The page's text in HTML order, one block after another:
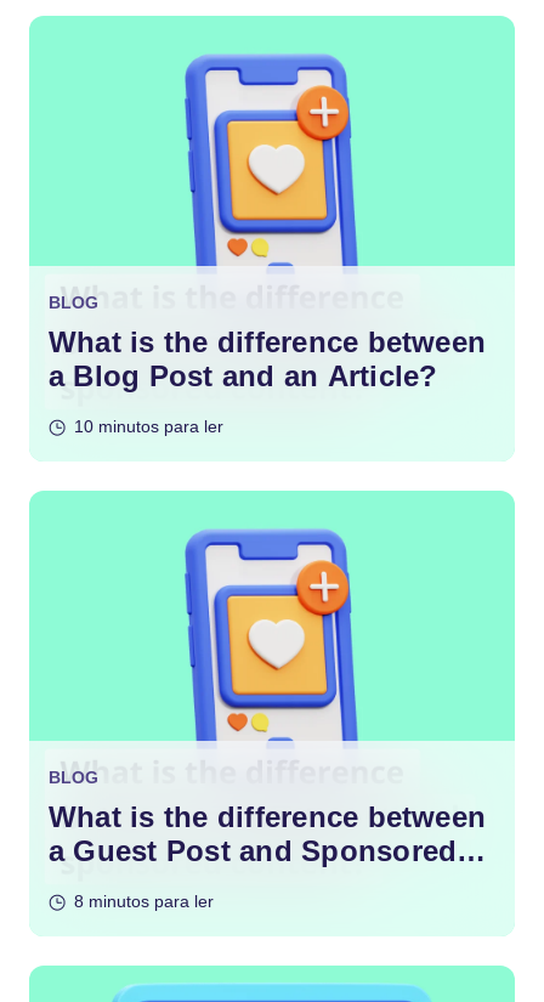
BLOG
What is the difference between
a Blog Post and an Article?
10 minutos para ler
BLOG
What is the difference between
a Guest Post and Sponsored
8 minutos para ler